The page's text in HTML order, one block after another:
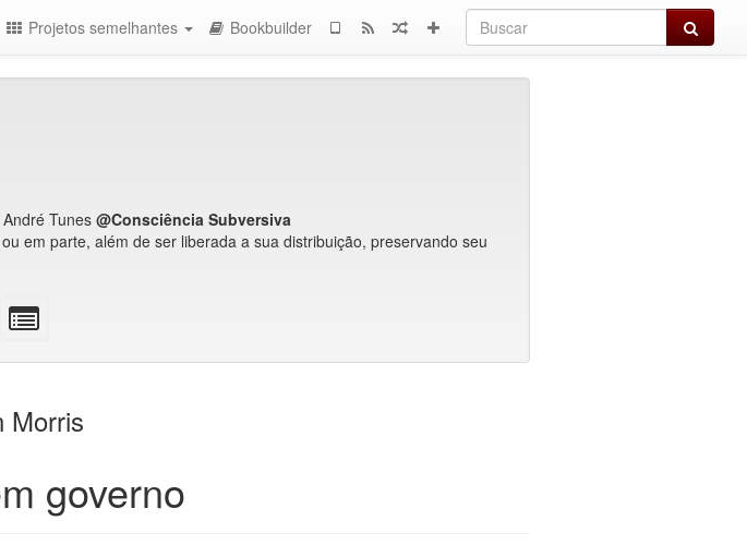
Buscar
Projetos semelhantes Bookbuilder
Tunes @Consciência Subversiva
em parte, além de ser liberada a sua distribuição, preservando seu
Adicionar
este
bookbuilder
Morris
governo